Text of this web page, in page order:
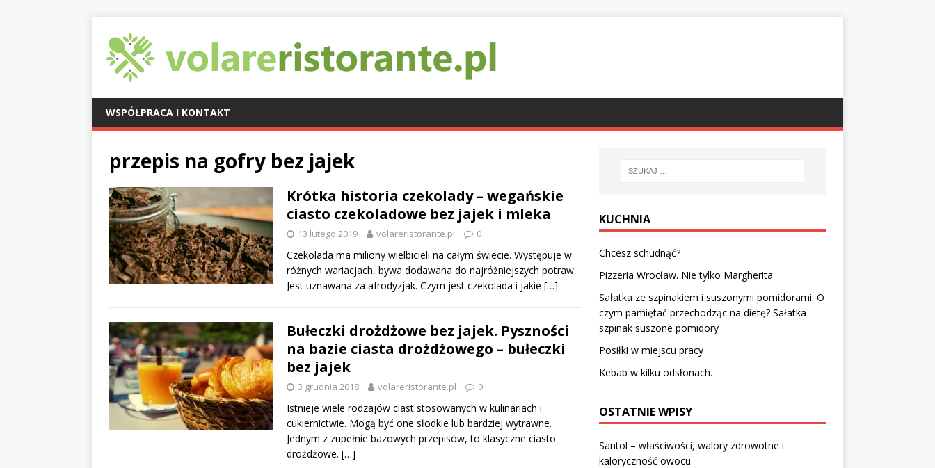
WSPÓŁPRACA I KONTAKT
przepis na gofry bez jajek
Krótka historia czekolady – wegańskie
ciasto czekoladowe bez jajek i mleka
13 lutego 2019 volareristorante.pl 0
Czekolada ma miliony wielbicieli na całym świecie. Występuje w
różnych wariacjach, bywa dodawana do najróżniejszych potraw.
Jest uznawana za afrodyzjak. Czym jest czekolada i jakie […]
Bułeczki drożdżowe bez jajek. Pyszności
na bazie ciasta drożdżowego – bułeczki
bez jajek
3 grudnia 2018 volareristorante.pl 0
Istnieje wiele rodzajów ciast stosowanych w kulinariach i
cukiernictwie. Mogą być one słodkie lub bardziej wytrawne.
Jednym z zupełnie bazowych przepisów, to klasyczne ciasto
drożdżowe. […]
KUCHNIA
Chcesz schudnąć?
Pizzeria Wrocław. Nie tylko Margherita
Sałatka ze szpinakiem i suszonymi pomidorami. O
czym pamiętać przechodząc na dietę? Sałatka
szpinak suszone pomidory
Posiłki w miejscu pracy
Kebab w kilku odsłonach.
OSTATNIE WPISY
Santol – właściwości, walory zdrowotne i
kaloryczność owocu